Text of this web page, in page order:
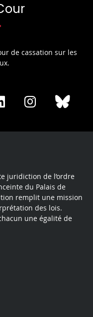
de cassation sur les
Share
LinkedIn
Share
Instagram
juridiction de l’ordre
du Palais de
remplit une mission
des lois.
une égalité de